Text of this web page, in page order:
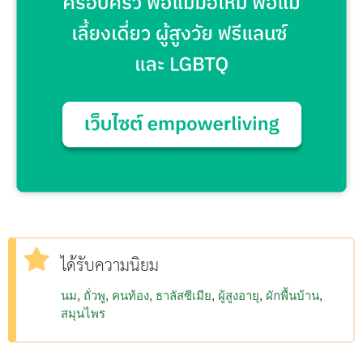
ได้รับความนิยม
นม ถั่วพู คนท้อง ธาลัสซีเมีย ผู้สูงอายุ ผักพื้นบ้าน
สมุนไพร